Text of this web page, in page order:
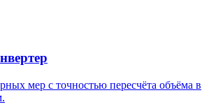
мер с точностью пересчёта объёма в